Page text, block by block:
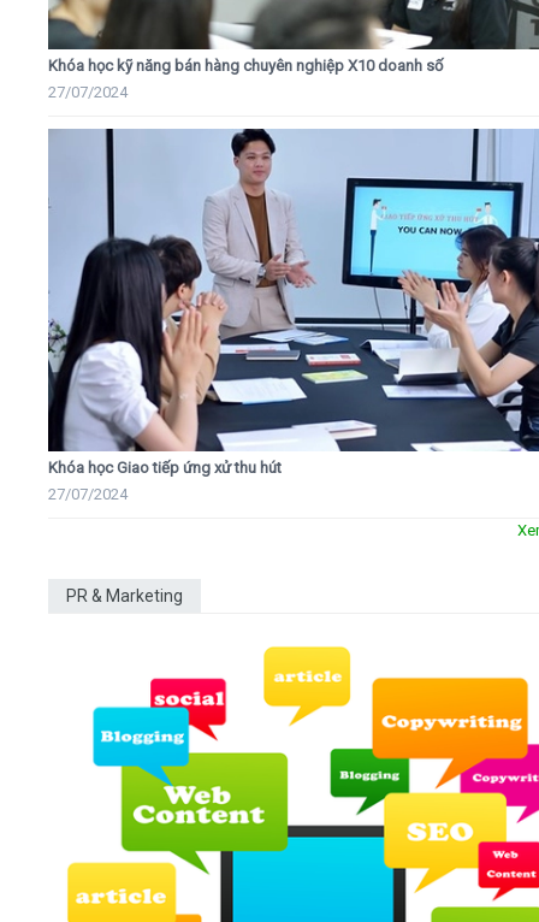
Khóa học kỹ năng bán hàng chuyên nghiệp X10 doanh số
27/07/2024
Khóa học Giao tiếp ứng xử thu hút
27/07/2024
PR & Marketing